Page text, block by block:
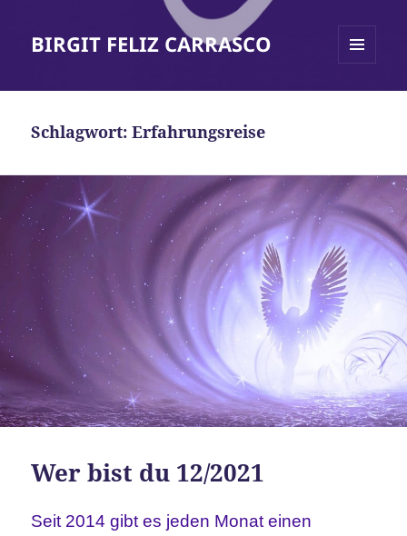
BIRGIT FELIZ CARRASCO
Schlagwort:Erfahrungsreise
Wer bist du 12/2021
Seit 2014 gibt es jeden Monat einen